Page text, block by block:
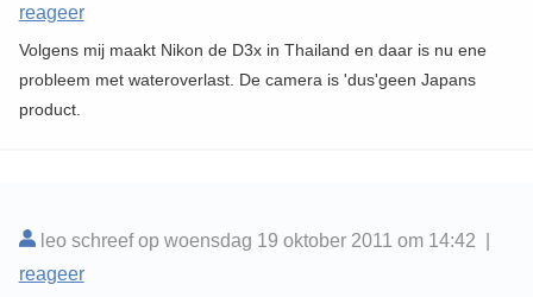
reageer
Volgens mij maakt Nikon de D3x in Thailand en daar is nu ene
probleem met wateroverlast. De camera is 'dus'geen Japans
product.
leo schreef op woensdag 19 oktober 2011 om 14:42 |
reageer